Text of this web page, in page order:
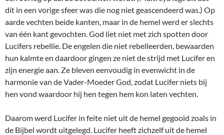
dit in een vorige sfeer was die nog niet geascendeerd was.) Op
aarde vechten beide kanten, maar in de hemel werd er slechts
van één kant gevochten. God liet niet met zich spotten door
Lucifers rebellie. De engelen die niet rebelleerden, bewaarden
hun kalmte en daardoor gingen ze niet de strijd met Lucifer en
zijn energie aan. Ze bleven eenvoudig in evenwicht in de
harmonie van de Vader-Moeder God, zodat Lucifer niets bij
hen vond waardoor hij hen tegen hem kon laten vechten.
Daarom werd Lucifer in feite niet uit de hemel gegooid zoals in
de Bijbel wordt uitgelegd. Lucifer heeft zichzelf uit de hemel